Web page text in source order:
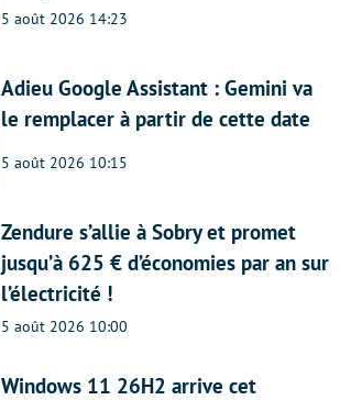
5 août 2026 14:23
Adieu Google Assistant : Gemini va
le remplacer à partir de cette date
5 août 2026 10:15
Zendure s’allie à Sobry et promet
jusqu’à 625 € d’économies par an sur
l’électricité !
5 août 2026 10:00
Windows 11 26H2 arrive cet